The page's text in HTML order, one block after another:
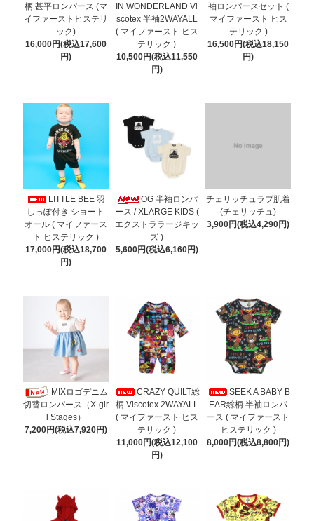
柄 甚平ロンパース (マ
イファーストヒステリ
ック)
16,000円(税込17,600
円)
IN WONDERLAND Vi
scotex 半袖2WAYALL
( マイファースト ヒス
テリック )
10,500円(税込11,550
円)
袖ロンパースセット (
マイファースト ヒス
テリック )
16,500円(税込18,150
円)
LITTLE BEE 羽
しっぽ付き ショート
オール ( マイファース
ト ヒステリック )
17,000円(税込18,700
円)
OG 半袖ロンパ
ース / XLARGE KIDS (
エクストララージキッ
ズ )
5,600円(税込6,160円)
チェリッチュラブ肌着
(チェリッチュ)
3,900円(税込4,290円)
MIXロゴデニム
切替ロンパース（X-gir
l Stages）
7,200円(税込7,920円)
CRAZY QUILT総
柄 Viscotex 2WAYALL
( マイファースト ヒス
テリック )
11,000円(税込12,100
円)
SEEK A BABY B
EAR総柄 半袖ロンパ
ース ( マイファースト
ヒステリック )
8,000円(税込8,800円)